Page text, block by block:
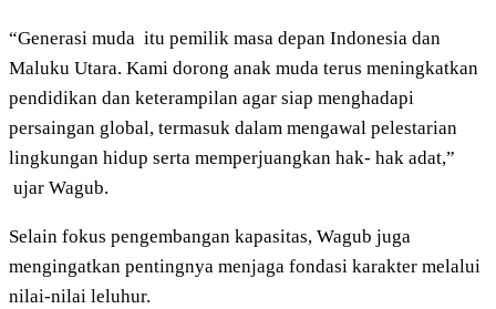
“Generasi muda itu pemilik masa depan Indonesia dan
Maluku Utara. Kami dorong anak muda terus meningkatkan
pendidikan dan keterampilan agar siap menghadapi
persaingan global, termasuk dalam mengawal pelestarian
lingkungan hidup serta memperjuangkan hak- hak adat,”
ujar Wagub.
Selain fokus pengembangan kapasitas, Wagub juga
mengingatkan pentingnya menjaga fondasi karakter melalui
nilai-nilai leluhur.